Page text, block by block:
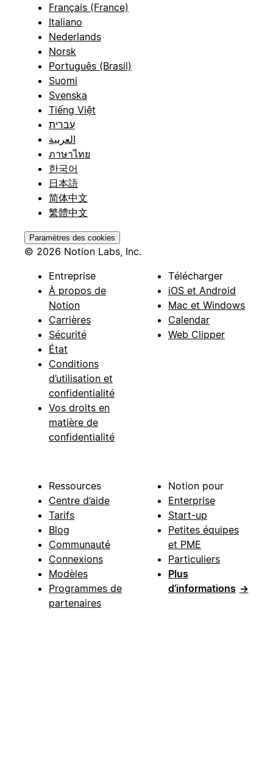
Français (France)
Italiano
Nederlands
Norsk
Português (Brasil)
Suomi
Svenska
Tiếng Việt
עברית
العربية
ภาษาไทย
한국어
日本語
简体中文
繁體中文
Paramètres des cookies
© 2026 Notion Labs, Inc.
Entreprise
À propos de
Notion
Carrières
Sécurité
État
Conditions
d’utilisation et
confidentialité
Vos droits en
matière de
confidentialité
Télécharger
iOS et Android
Mac et Windows
Calendar
Web Clipper
Ressources
Centre d’aide
Tarifs
Blog
Communauté
Connexions
Modèles
Programmes de
partenaires
Notion pour
Enterprise
Start-up
Petites équipes
et PME
Particuliers
Plus
d’informations →